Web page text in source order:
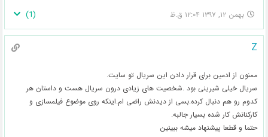
بهمن ۱۲, ۱۳۹۷ ۱۲:۰۴ ق.ظ (
1
)
Z
ممنون از ادمین برای قرار دادن این سریال تو سایت.
سریال خیلی شیرینی بود .شخصیت های زیادی درون سریال هست و داستان هر
کدوم رو هم دنبال کرده.بسی از دیدنش راضی ام.اینکه روی موضوع فیلمسازی و
کارکنانش کار شده بسیار جالبه.
حتما و قطعا پیشنهاد میشه ببینین